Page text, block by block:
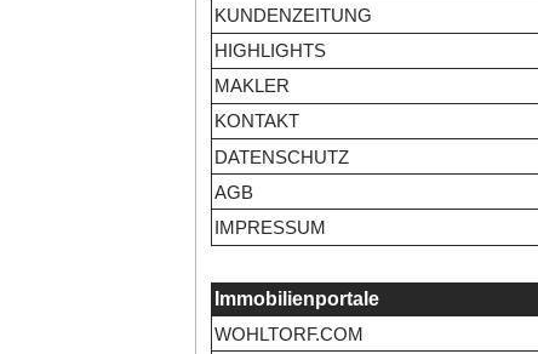
KUNDENZEITUNG
HIGHLIGHTS
MAKLER
KONTAKT
DATENSCHUTZ
AGB
IMPRESSUM
Immobilienportale
WOHLTORF.COM